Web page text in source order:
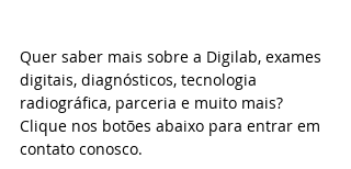
Quer saber mais sobre a Digilab, exames
digitais, diagnósticos, tecnologia
radiográfica, parceria e muito mais?
Clique nos botões abaixo para entrar em
contato conosco.